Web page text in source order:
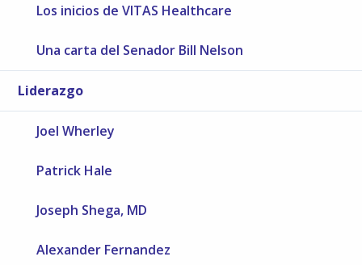
Los inicios de VITAS Healthcare
Una carta del Senador Bill Nelson
Liderazgo
Joel Wherley
Patrick Hale
Joseph Shega, MD
Alexander Fernandez